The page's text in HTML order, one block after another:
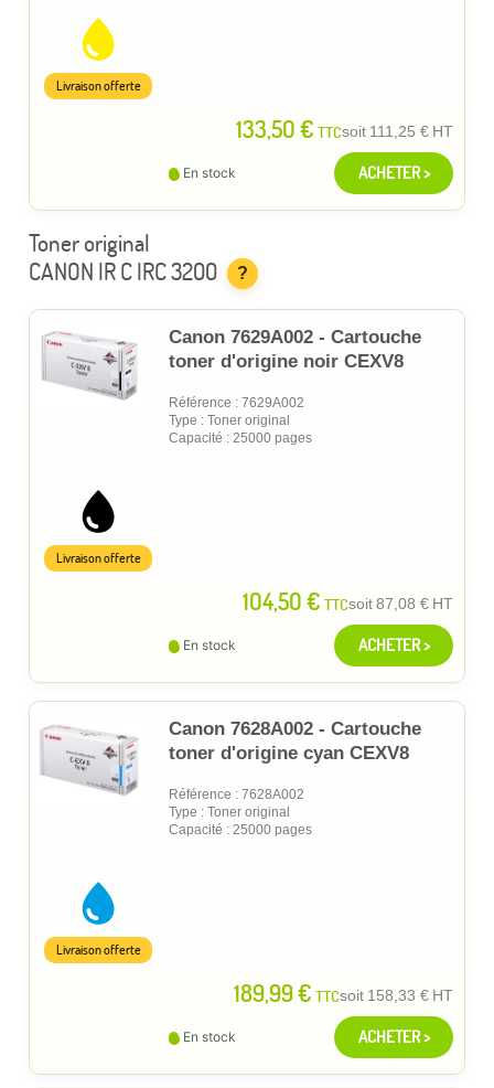
133,50 € TTCsoit 111,25 € HT
Livraison offerte
En stock ACHETER >
Toner original
CANON IR C IRC 3200
?
Canon 7629A002 - Cartouche
toner d'origine noir CEXV8
Référence : 7629A002
Type : Toner original
Capacité : 25000 pages
104,50 € TTCsoit87,08 € HT
Livraison offerte
En stock ACHETER >
Canon 7628A002 - Cartouche
toner d'origine cyan CEXV8
Référence : 7628A002
Type : Toner original
Capacité : 25000 pages
189,99 € TTCsoit 158,33 € HT
Livraison offerte
En stock ACHETER >